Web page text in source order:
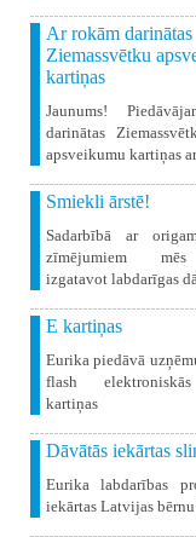
Ar rokām darinātas
Ziemassvētku
kartiņas
Jaunums!
darinātas
apsveikumu kartiņas
Smiekli ārstē!
Sadarbībā ar
zīmējumiem
izgatavot labdarīgas
E kartiņas
Eurika piedāvā
flash
kartiņas
Dāvātās iekārtas
Eurika labdarības
iekārtas Latvijas